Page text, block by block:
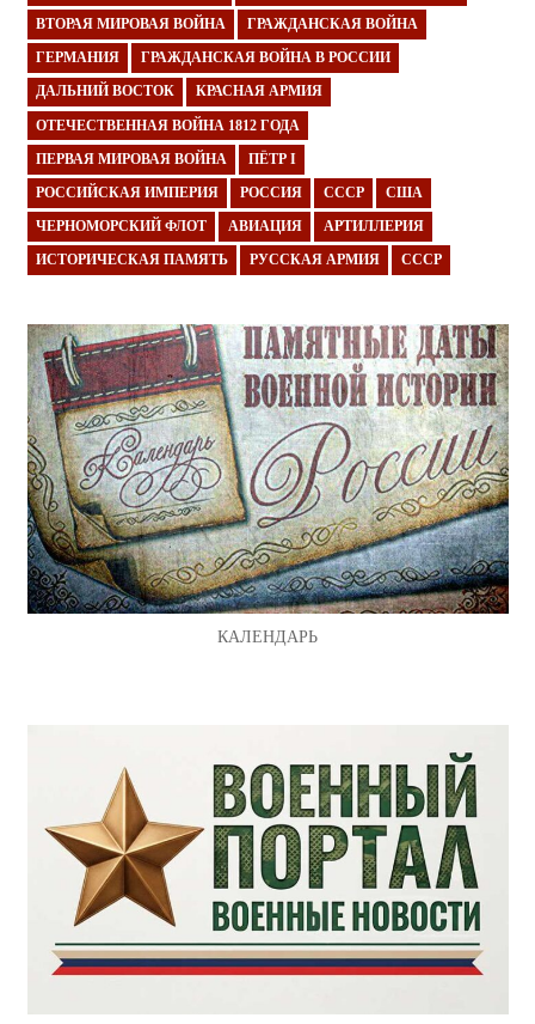
ВТОРАЯ МИРОВАЯ ВОЙНА ГРАЖДАНСКАЯ ВОЙНА
ГЕРМАНИЯ ГРАЖДАНСКАЯ ВОЙНА В РОССИИ
ДАЛЬНИЙ ВОСТОК КРАСНАЯ АРМИЯ
ОТЕЧЕСТВЕННАЯ ВОЙНА 1812 ГОДА
ПЕРВАЯ МИРОВАЯ ВОЙНА ПЁТР I
РОССИЙСКАЯ ИМПЕРИЯ РОССИЯ СССР США
ЧЕРНОМОРСКИЙ ФЛОТ АВИАЦИЯ АРТИЛЛЕРИЯ
ИСТОРИЧЕСКАЯ ПАМЯТЬ РУССКАЯ АРМИЯ СССР
КАЛЕНДАРЬ